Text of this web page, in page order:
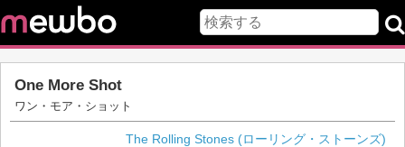
One More Shot
ワン・モア・ショット
The Rolling Stones (ローリング・ストーンズ)